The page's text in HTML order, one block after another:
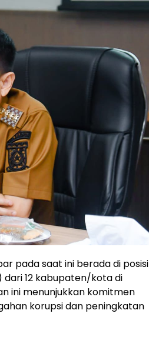
pada saat ini berada di posisi
12 kabupaten/kota di
ini menunjukkan komitmen
korupsi dan peningkatan